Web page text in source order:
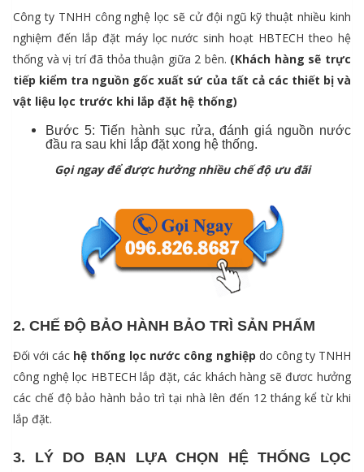
Công ty TNHH công nghệ lọc sẽ cử đội ngũ kỹ thuật nhiều kinh
nghiệm đến lắp đặt máy lọc nước sinh hoạt HBTECH theo hệ
thống và vị trí đã thỏa thuận giữa 2 bên. (Khách hàng sẽ trực
tiếp kiểm tra nguồn gốc xuất sứ của tất cả các thiết bị và
vật liệu lọc trước khi lắp đặt hệ thống)
Bước 5: Tiến hành sục rửa, đánh giá nguồn nước
đầu ra sau khi lắp đặt xong hệ thống.
Gọi ngay để được hưởng nhiều chế độ ưu đãi
2. CHẾ ĐỘ BẢO HÀNH BẢO TRÌ SẢN PHẨM
Đối với các hệ thống lọc nước công nghiệp do công ty TNHH
công nghệ lọc HBTECH lắp đặt, các khách hàng sẽ đươc hưởng
các chế độ bảo hành bảo trì tại nhà lên đến 12 tháng kể từ khi
lắp đặt.
3. LÝ DO BẠN LỰA CHỌN HỆ THỐNG LỌC